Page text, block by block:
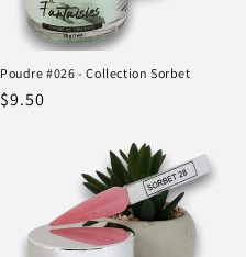
Poudre #026 - Collection Sorbet
Prix
$9.50